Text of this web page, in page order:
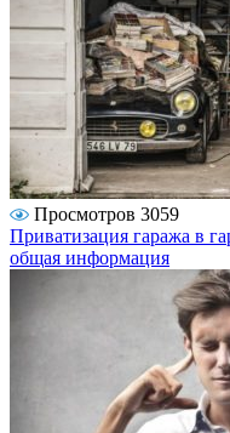
Просмотров 3059
Приватизация гаража в
общая информация